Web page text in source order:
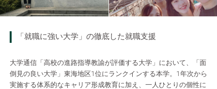
「就職に強い大学」の徹底した就職支援
大学通信「高校の進路指導教諭が評価する大学」において、「面
倒見の良い大学」東海地区1位にランクインする本学。1年次から
実施する体系的なキャリア形成教育に加え、一人ひとりの個性に